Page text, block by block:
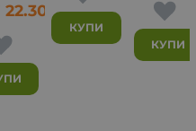
22.30 лв.
КУПИ
КУПИ